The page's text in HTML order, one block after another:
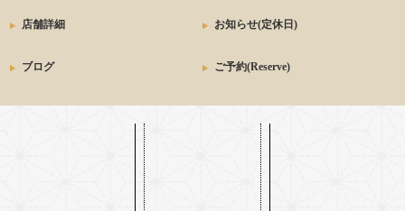
店舗詳細 お知らせ(定休日)
ブログ ご予約(Reserve)